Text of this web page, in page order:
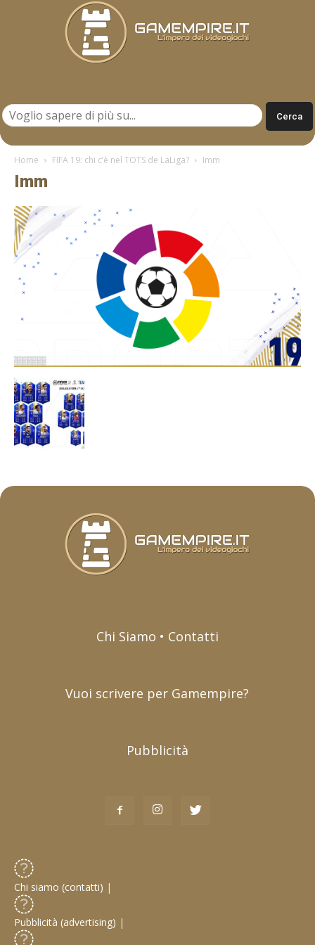
Home FIFA 19: chi c’è nel TOTS de LaLiga? Imm
Imm
Chi Siamo • Contatti
Vuoi scrivere per Gamempire?
Pubblicità
Chi siamo (contatti) |
Pubblicità (advertising) |